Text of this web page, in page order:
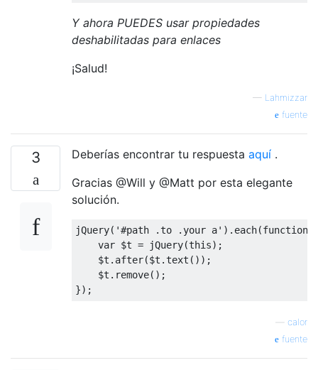
Y ahora PUEDES usar propiedades
deshabilitadas para enlaces
¡Salud!
— Lahmizzar
fuente
3 Deberías encontrar tu respuesta aquí .
Gracias @Will y @Matt por esta elegante
solución.
jQuery( '#path .to .your a' ). each(function
var $t = jQuery(this);
    $t
. after($t .text ());
    $t
. remove();
});
calor
fuente